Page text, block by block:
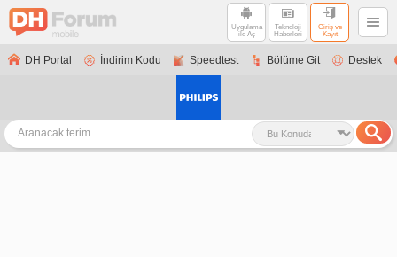
Uygulama
ile Aç
Teknoloji
Haberleri
Giriş ve
Kayıt
DH Portal İndirim Kodu Speedtest Bölüme Git Destek